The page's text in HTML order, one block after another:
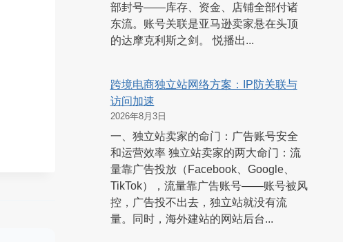
部封号——库存、资金、店铺全部付诸
东流。账号关联是亚马逊卖家悬在头顶
的达摩克利斯之剑。 悦播出...
跨境电商独立站网络方案：IP防关联与
访问加速
2026年8月3日
一、独立站卖家的命门：广告账号安全
和运营效率 独立站卖家的两大命门：流
量靠广告投放（Facebook、Google、
TikTok），流量靠广告账号——账号被风
控，广告投不出去，独立站就没有流
量。同时，海外建站的网站后台...